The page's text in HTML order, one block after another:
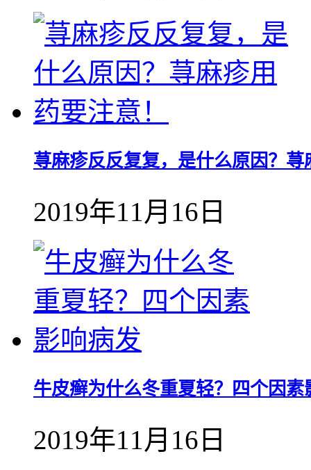
荨麻疹反反复复，是什么原因？
2019年11月16日
牛皮癣为什么冬重夏轻？四个因素
2019年11月16日